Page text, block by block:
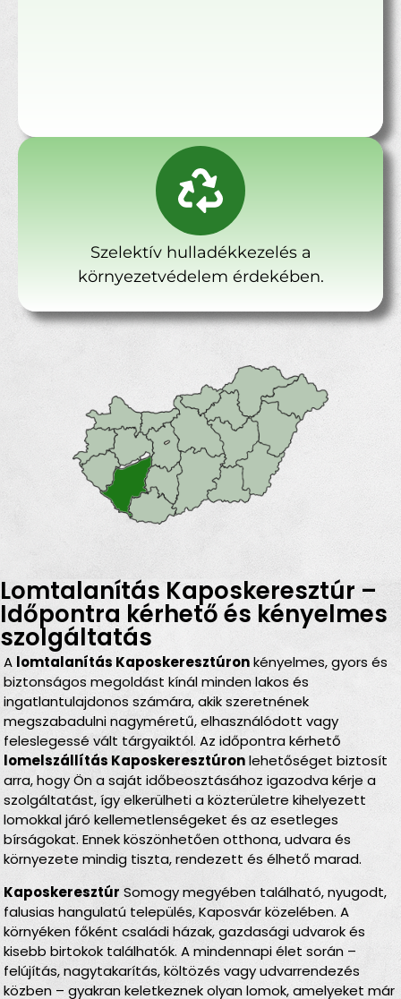
Szelektív hulladékkezelés a
környezetvédelem érdekében.
Lomtalanítás Kaposkeresztúr –
Időpontra kérhető és kényelmes
szolgáltatás
A lomtalanítás Kaposkeresztúronkényelmes, gyors és
biztonságos megoldást kínál minden lakos és
ingatlantulajdonos számára, akik szeretnének
megszabadulni nagyméretű, elhasználódott vagy
feleslegessé vált tárgyaiktól. Az időpontra kérhető
lomelszállítás Kaposkeresztúronlehetőséget biztosít
arra, hogy Ön a saját időbeosztásához igazodva kérje a
szolgáltatást, így elkerülheti a közterületre kihelyezett
lomokkal járó kellemetlenségeket és az esetleges
bírságokat. Ennek köszönhetően otthona, udvara és
környezete mindig tiszta, rendezett és élhető marad.
Kaposkeresztúr Somogy megyében található, nyugodt,
falusias hangulatú település, Kaposvár közelében. A
környéken főként családi házak, gazdasági udvarok és
kisebb birtokok találhatók. A mindennapi élet során –
felújítás, nagytakarítás, költözés vagy udvarrendezés
közben – gyakran keletkeznek olyan lomok, amelyeket már